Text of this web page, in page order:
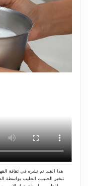
هذا القيد تم نشره في ثقافة
تبخير الحليب، الحليب بواسطة